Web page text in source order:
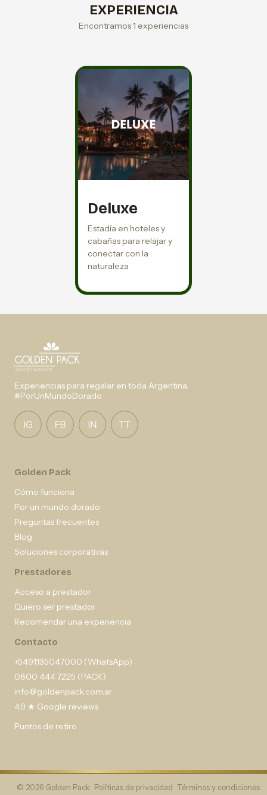
EXPERIENCIA
Encontramos 1 experiencias
Deluxe
Estadía en hoteles y
cabañas para relajar y
conectar con la
naturaleza
Experiencias para regalar en toda Argentina.
#PorUnMundoDorado
Golden Pack
Cómo funciona
Por un mundo dorado
Preguntas frecuentes
Blog
Soluciones corporativas
Prestadores
Acceso a prestador
Quiero ser prestador
Recomendar una experiencia
Contacto
+5491135047000 (WhatsApp)
0800 444 7225 (PACK)
info@goldenpack.com.ar
4,9 ★ Google reviews
Puntos de retiro
© 2026 Golden Pack · Políticas de privacidad · Términos y condiciones